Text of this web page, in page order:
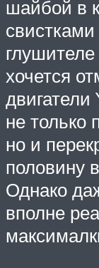
шайбой в
хочется
не только
но и
половину
Однако
вполне